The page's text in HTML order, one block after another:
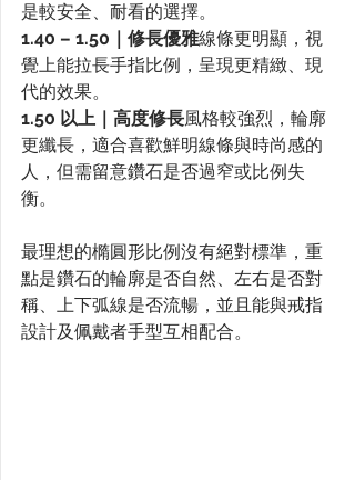
是較安全、耐看的選擇。
1.40 – 1.50｜修長優雅線條更明顯，視
覺上能拉長手指比例，呈現更精緻、現
代的效果。
1.50 以上｜高度修長風格較強烈，輪廓
更纖長，適合喜歡鮮明線條與時尚感的
人，但需留意鑽石是否過窄或比例失
衡。
最理想的橢圓形比例沒有絕對標準，重
點是鑽石的輪廓是否自然、左右是否對
稱、上下弧線是否流暢，並且能與戒指
設計及佩戴者手型互相配合。